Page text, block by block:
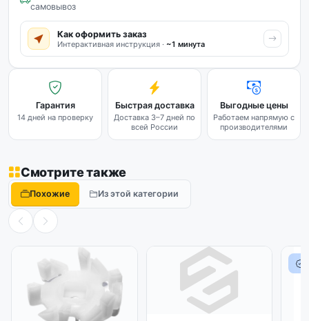
самовывоз
Как оформить заказ
Интерактивная инструкция · ~1 минута
Гарантия
14 дней на проверку
Быстрая доставка
Доставка 3–7 дней по
всей России
Выгодные цены
Работаем напрямую с
производителями
Смотрите также
Похожие Из этой категории